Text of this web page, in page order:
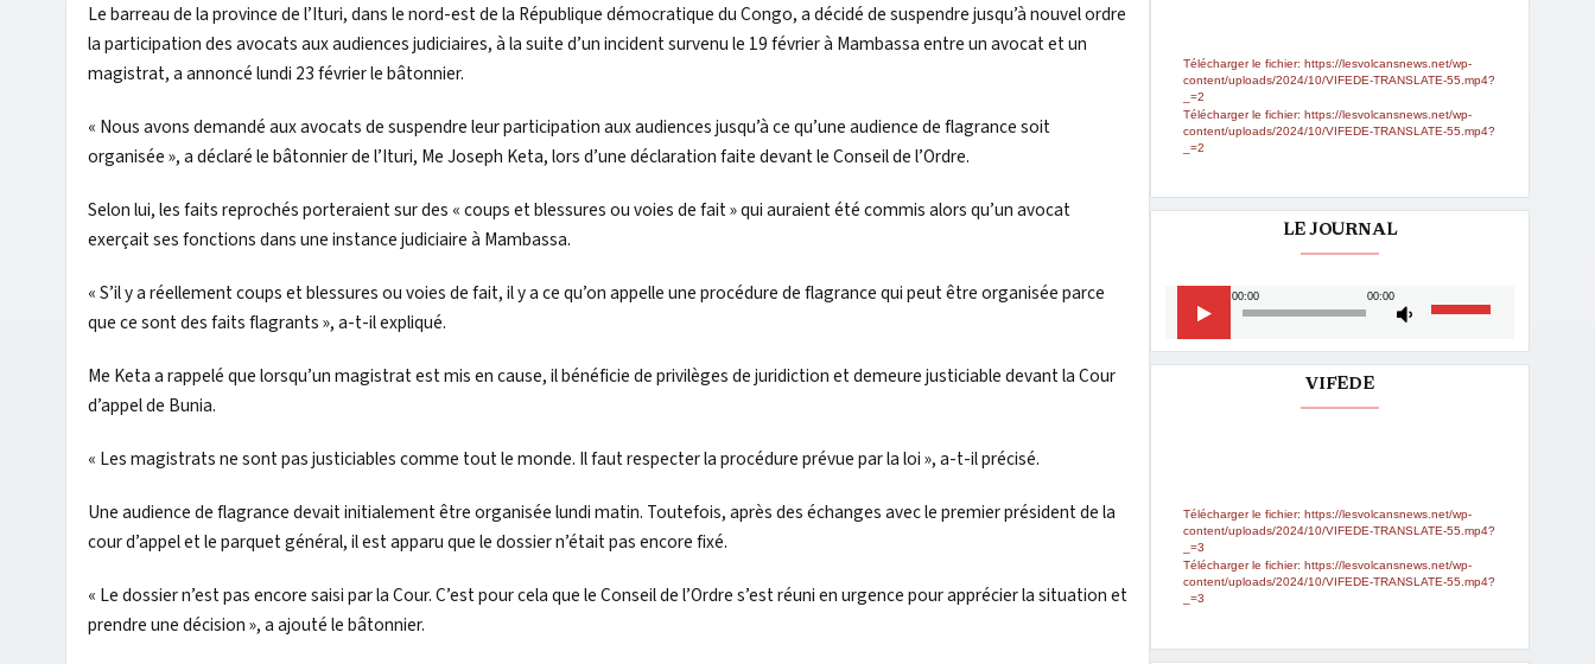
Le barreau de la province de l’Ituri, dans le nord-est de la République démocratique du Congo, a décidé de suspendre jusqu’à nouvel ordre
la participation des avocats aux audiences judiciaires, à la suite d’un incident survenu le 19 février à Mambassa entre un avocat et un
magistrat, a annoncé lundi 23 février le bâtonnier.
« Nous avons demandé aux avocats de suspendre leur participation aux audiences jusqu’à ce qu’une audience de flagrance soit
organisée », a déclaré le bâtonnier de l’Ituri, Me Joseph Keta, lors d’une déclaration faite devant le Conseil de l’Ordre.
Selon lui, les faits reprochés porteraient sur des « coups et blessures ou voies de fait » qui auraient été commis alors qu’un avocat
exerçait ses fonctions dans une instance judiciaire à Mambassa.
« S’il y a réellement coups et blessures ou voies de fait, il y a ce qu’on appelle une procédure de flagrance qui peut être organisée parce
que ce sont des faits flagrants », a-t-il expliqué.
Me Keta a rappelé que lorsqu’un magistrat est mis en cause, il bénéficie de privilèges de juridiction et demeure justiciable devant la Cour
d’appel de Bunia.
« Les magistrats ne sont pas justiciables comme tout le monde. Il faut respecter la procédure prévue par la loi », a-t-il précisé.
Une audience de flagrance devait initialement être organisée lundi matin. Toutefois, après des échanges avec le premier président de la
cour d’appel et le parquet général, il est apparu que le dossier n’était pas encore fixé.
« Le dossier n’est pas encore saisi par la Cour. C’est pour cela que le Conseil de l’Ordre s’est réuni en urgence pour apprécier la situation et
prendre une décision », a ajouté le bâtonnier.
Télécharger le fichier: https://lesvolcansnews.net/wp-
content/uploads/2024/10/VIFEDE-TRANSLATE-55.mp4?
_=2
Télécharger le fichier: https://lesvolcansnews.net/wp-
content/uploads/2024/10/VIFEDE-TRANSLATE-55.mp4?
_=2
LE JOURNAL
audio
00:00 00:00
flèches
le
volume.
VIFEDE
Télécharger le fichier: https://lesvolcansnews.net/wp-
content/uploads/2024/10/VIFEDE-TRANSLATE-55.mp4?
_=3
Télécharger le fichier: https://lesvolcansnews.net/wp-
content/uploads/2024/10/VIFEDE-TRANSLATE-55.mp4?
_=3